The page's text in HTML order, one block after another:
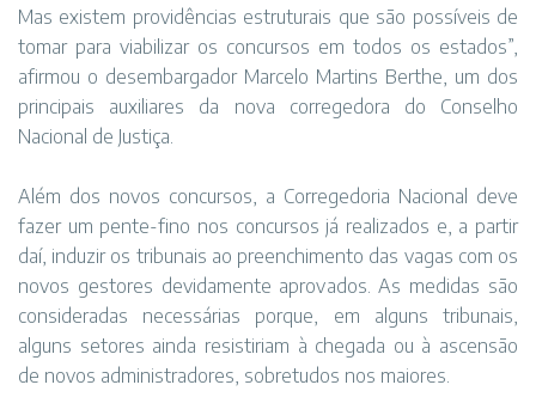
Mas existem providências estruturais que são possíveis de
tomar para viabilizar os concursos em todos os estados”,
afirmou o desembargador Marcelo Martins Berthe, um dos
principais auxiliares da nova corregedora do Conselho
Nacional de Justiça.
Além dos novos concursos, a Corregedoria Nacional deve
fazer um pente-fino nos concursos já realizados e, a partir
daí, induzir os tribunais ao preenchimento das vagas com os
novos gestores devidamente aprovados. As medidas são
consideradas necessárias porque, em alguns tribunais,
alguns setores ainda resistiriam à chegada ou à ascensão
de novos administradores, sobretudos nos maiores.